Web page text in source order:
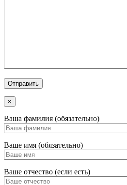
×
Ваша фамилия (обязательно)
Ваше имя (обязательно)
Ваше отчество (если есть)